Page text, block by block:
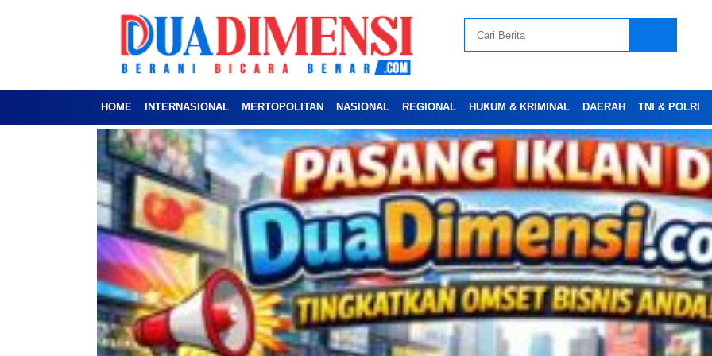
HOME INTERNASIONAL MERTOPOLITAN NASIONAL REGIONAL HUKUM & KRIMINAL DAERAH TNI & POLRI
Advertesment